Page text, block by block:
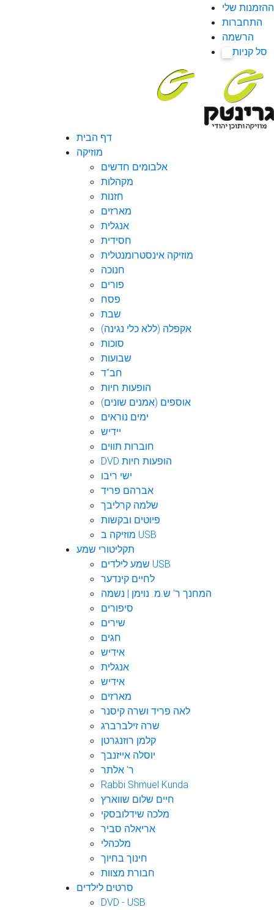
ההזמנות שלי
התחברות
הרשמה
סל קניות
דף הבית
מוזיקה
אלבומים חדשים
מקהלות
חזנות
מארזים
אנגלית
חסידית
מוזיקה אינסטרומנטלית
חנוכה
פורים
פסח
שבת
אקפלה (ללא כלי נגינה)
סוכות
שבועות
חב"ד
הופעות חיות
אוספים (אמנים שונים)
ימים נוראים
יידיש
חוברות תווים
DVD הופעות חיות
ישי ריבו
אברהם פריד
שלמה קרליבך
פיוטים ובקשות
מוזיקה ב USB
תקליטורי שמע
שמע לילדים USB
לחיים קינדער
המחנך ר' ש.מ. נוימן | נשמה
סיפורים
שירים
חגים
אידיש
אנגלית
אידיש
מארזים
לאה פריד ושרה קיסנר
שרה זילברברג
קלמן רוזנגרטן
יוסלה אייזנבך
ר' אלתר
Rabbi Shmuel Kunda
חיים שלום שווארץ
מלכה שידלובסקי
אריאלה סביר
מלכהלי
חינוך בחיוך
חבורת מצוות
סרטים לילדים
DVD - USB